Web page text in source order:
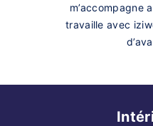
m’accompagne
travaille avec